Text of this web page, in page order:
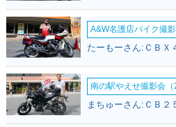
A&W名護店バイク撮
たーもーさん:ＣＢＸ
南の駅やえせ撮影会（
まちゅーさん:ＣＢ２